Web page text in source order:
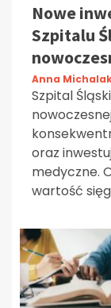
Nowe
Szpitalu
Anna
Szpital
oraz
medyczne.
wartość